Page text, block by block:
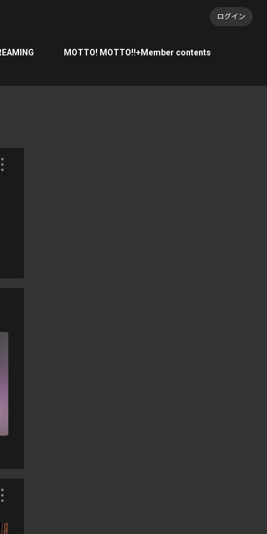
ログイン
MOTTO! MOTTO!!+Member contents